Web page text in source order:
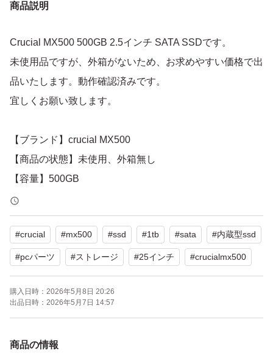
商品説明
Crucial MX500 500GB 2.5インチ SATA SSDです。
未使用品ですが、外箱がないため、お求めやすい価格で出
品いたします。動作確認済みです。
宜しくお願い致します。
【ブランド】crucial MX500
【商品の状態】未使用、外箱無し
【容量】500GB
【フォームファクタ】2.5インチ
【インターフェース】SATA
よろしくお願いいたします。--
CT500MX500SSD1/JP [Crucial MX500 2.5インチ 7mm S
ATA 500GB]
#crucial #mx500 #ssd #1tb #sata #内蔵型ssd
#pcパーツ #ストレージ #25インチ #crucialmx500
購入日時： 2026年5月8日 20:26
出品日時： 2026年5月7日 14:57
商品の情報